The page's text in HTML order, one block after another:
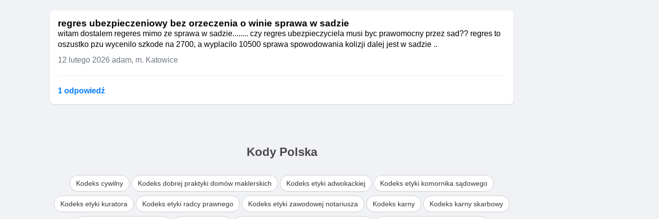
regres ubezpieczeniowy bez orzeczenia o winie sprawa w sadzie
witam dostalem regeres mimo ze sprawa w sadzie........ czy regres ubezpieczyciela musi byc prawomocny przez sad?? regres to
oszustko pzu wycenilo szkode na 2700, a wyplacilo 10500 sprawa spowodowania kolizji dalej jest w sadzie ..
12 lutego 2026 adam, m. Katowice
1 odpowiedź
Kody Polska
Kodeks cywilny Kodeks dobrej praktyki domów maklerskich Kodeks etyki adwokackiej Kodeks etyki komornika sądowego
Kodeks etyki kuratora Kodeks etyki radcy prawnego Kodeks etyki zawodowej notariusza Kodeks karny Kodeks karny skarbowy